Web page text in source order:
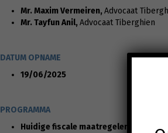
Mr. Maxim Vermeiren,Advocaat
Mr. Tayfun Anil,Advocaat Tiberghien
DATUM OPNAME
19/06/2025
PROGRAMMA
Huidige fiscale maatregelen die de